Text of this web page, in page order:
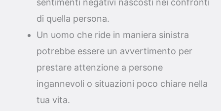
sentimenti negativi nascosti nei confronti
di quella persona.
Un uomo che ride in maniera sinistra
potrebbe essere un avvertimento per
prestare attenzione a persone
ingannevoli o situazioni poco chiare nella
tua vita.